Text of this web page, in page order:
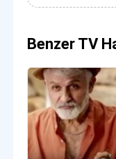
Benzer TV